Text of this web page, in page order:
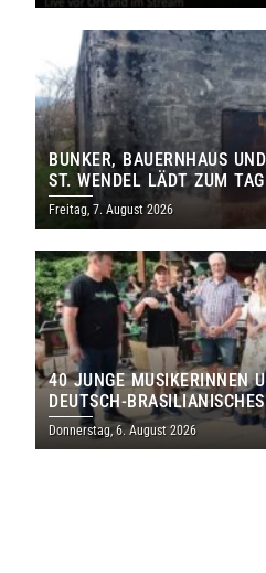
BUNKER, BAUERNHAUS
ST. WENDEL LÄDT ZUM
DENKMALS EIN
Freitag, 7. August 2026
40 JUNGE MUSIKERINNEN
DEUTSCH-
THOLEY
Donnerstag, 6. August 2026